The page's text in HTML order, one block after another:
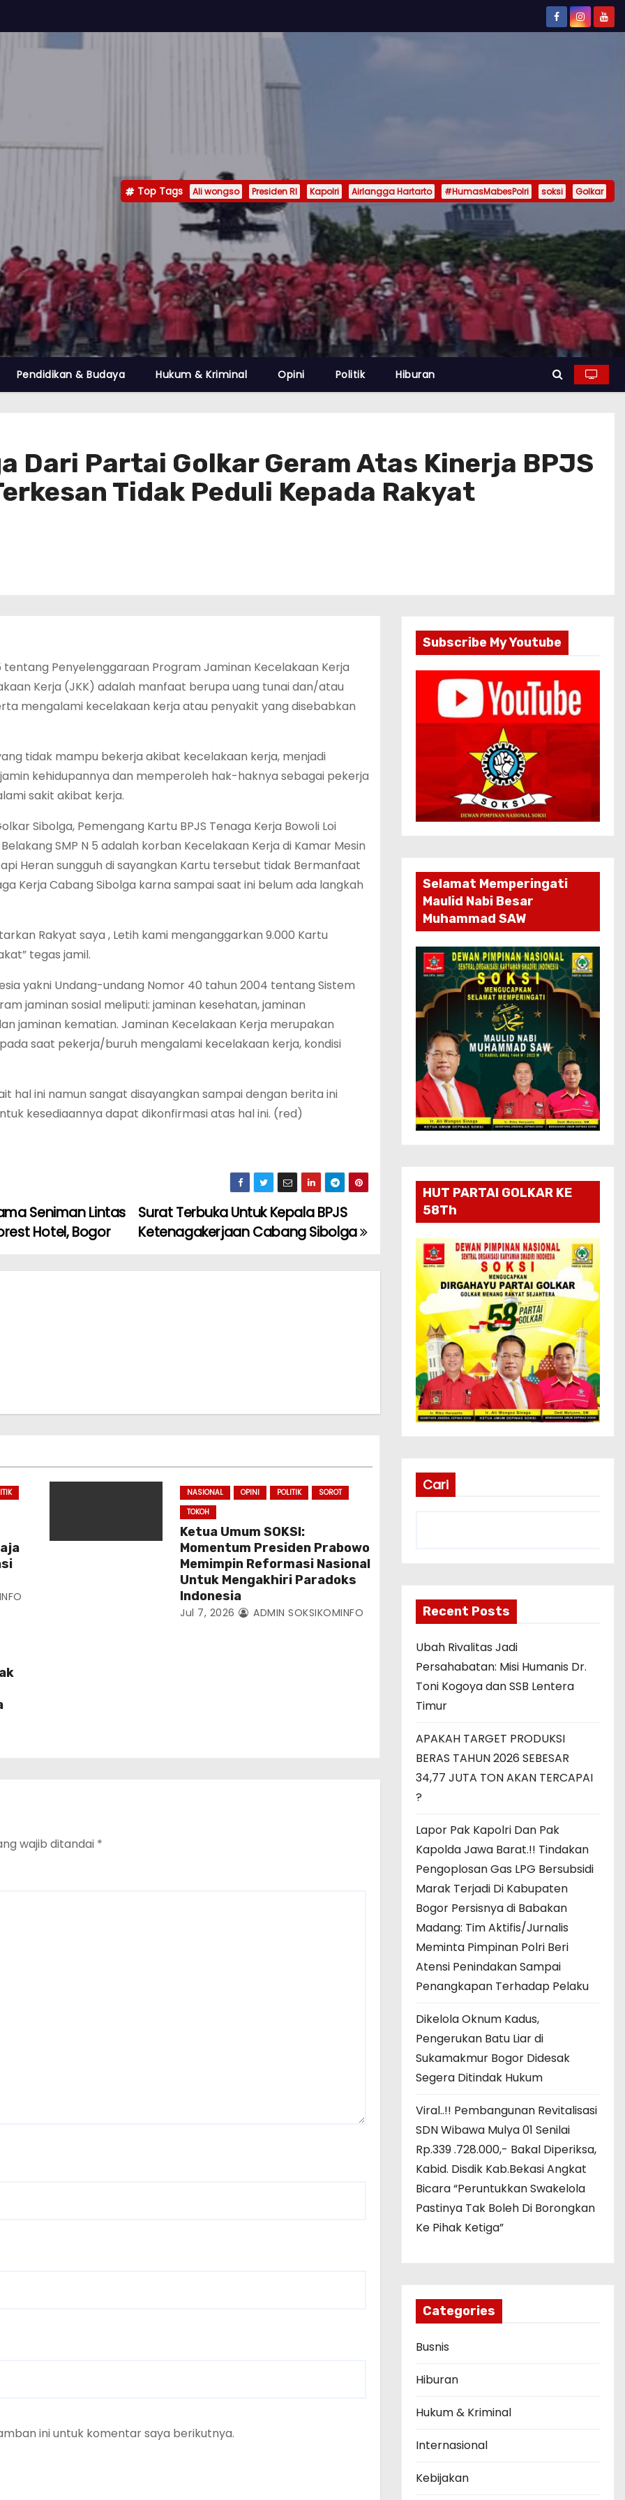
Top Tags Ali wongso Presiden RI Kapolri Airlangga Hartarto #HumasMabesPolri soksi Golkar
Pendidikan & Budaya Hukum & Kriminal Opini Politik Hiburan
Dari Partai Golkar Geram Atas Kinerja BPJS
Tidak Peduli Kepada Rakyat
Penyelenggaraan Program Jaminan Kecelakaan Kerja
Kerja (JKK) adalah manfaat berupa uang tunai dan/atau
mengalami kecelakaan kerja atau penyakit yang disebabkan
tidak mampu bekerja akibat kecelakaan kerja, menjadi
kehidupannya dan memperoleh hak-haknya sebagai pekerja
sakit akibat kerja.
Sibolga, Pemengang Kartu BPJS Tenaga Kerja Bowoli Loi
SMP N 5 adalah korban Kecelakaan Kerja di Kamar Mesin
Heran sungguh di sayangkan Kartu tersebut tidak Bermanfaat
Kerja Cabang Sibolga karna sampai saat ini belum ada langkah
Rakyat saya , Letih kami menganggarkan 9.000 Kartu
tegas jamil.
yakni Undang-undang Nomor 40 tahun 2004 tentang Sistem
jaminan sosial meliputi: jaminan kesehatan, jaminan
jaminan kematian. Jaminan Kecelakaan Kerja merupakan
saat pekerja/buruh mengalami kecelakaan kerja, kondisi
hal ini namun sangat disayangkan sampai dengan berita ini
kesediaannya dapat dikonfirmasi atas hal ini. (red)
Surat Terbuka Untuk Kepala BPJS
Ketenagakerjaan Cabang Sibolga
Seniman Lintas
Hotel, Bogor
NASIONAL OPINI POLITIK
SOROT
TOKOH
Ketua Umum SOKSI:
Momentum Presiden Prabowo
Memimpin Reformasi Nasional
Untuk Mengakhiri Paradoks
Indonesia
Jul 7, 2026 ADMIN SOKSIKOMINFO
wajib ditandai *
ini untuk komentar saya berikutnya.
Subscribe My Youtube
Selamat Memperingati
Maulid Nabi Besar
Muhammad SAW
HUT PARTAI GOLKAR KE
58Th
Cari
Recent Posts
Ubah Rivalitas Jadi
Persahabatan: Misi Humanis Dr.
Toni Kogoya dan SSB Lentera
Timur
APAKAH TARGET PRODUKSI
BERAS TAHUN 2026 SEBESAR
34,77 JUTA TON AKAN TERCAPAI
?
Lapor Pak Kapolri Dan Pak
Kapolda Jawa Barat.!! Tindakan
Pengoplosan Gas LPG Bersubsidi
Marak Terjadi Di Kabupaten
Bogor Persisnya di Babakan
Madang: Tim Aktifis/Jurnalis
Meminta Pimpinan Polri Beri
Atensi Penindakan Sampai
Penangkapan Terhadap Pelaku
Dikelola Oknum Kadus,
Pengerukan Batu Liar di
Sukamakmur Bogor Didesak
Segera Ditindak Hukum
Viral..!! Pembangunan Revitalisasi
SDN Wibawa Mulya 01 Senilai
Rp.339 .728.000,- Bakal Diperiksa,
Kabid. Disdik Kab.Bekasi Angkat
Bicara “Peruntukkan Swakelola
Pastinya Tak Boleh Di Borongkan
Ke Pihak Ketiga”
Categories
Busnis
Hiburan
Hukum & Kriminal
Internasional
Kebijakan